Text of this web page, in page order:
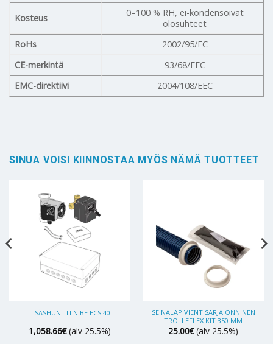
Kosteus
0–100 % RH, ei-kondensoivat
olosuhteet
RoHs
2002/95/EC
CE-merkintä
93/68/EEC
EMC-direktiivi
2004/108/EEC
SINUA VOISI KIINNOSTAA MYÖS NÄMÄ TUOTTEET
LISÄSHUNTTI NIBE ECS 40
1,058.66€ (alv 25.5%)
SEINÄLÄPIVIENTISARJA ONNINEN
TROLLEFLEX KIT 350 MM
25.00€ (alv 25.5%)